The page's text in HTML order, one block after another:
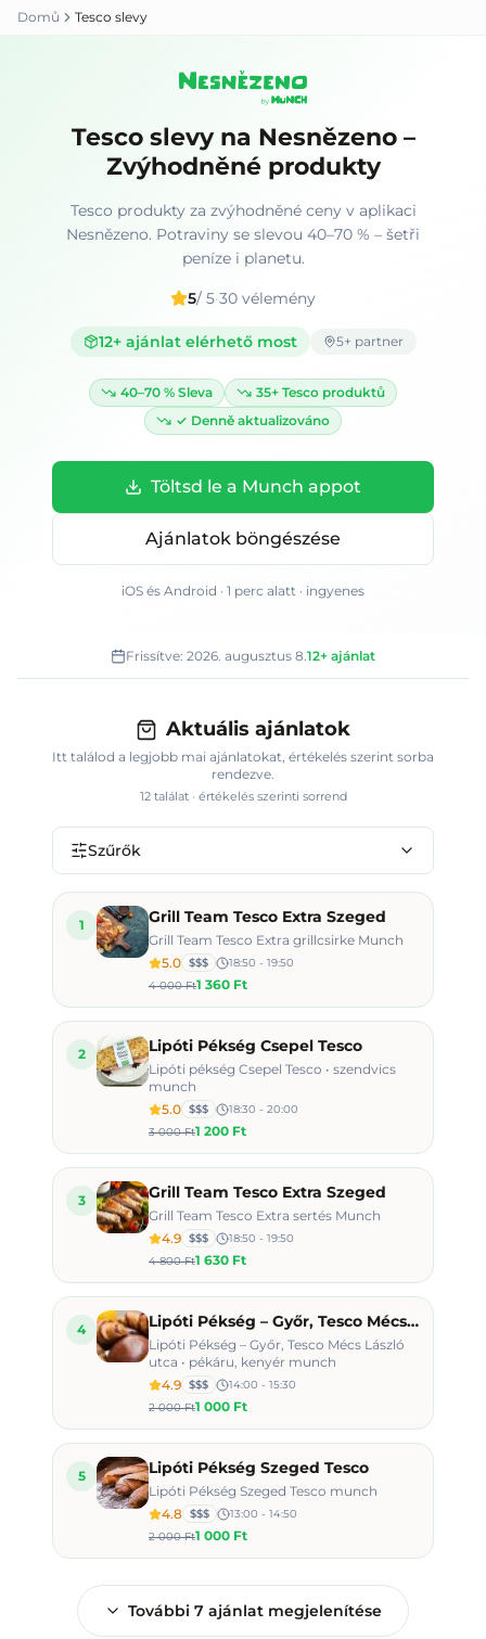
Domů Tesco slevy
Tesco slevy na Nesnězeno –
Zvýhodněné produkty
Tesco produkty za zvýhodněné ceny v aplikaci
Nesnězeno. Potraviny se slevou 40–70 % – šetři
peníze i planetu.
5/ 5·30 vélemény
12+ ajánlat elérhető most 5+ partner
40–70 % Sleva 35+ Tesco produktů
✓ Denně aktualizováno
Töltsd le a Munch appot
Ajánlatok böngészése
iOS és Android · 1 perc alatt · ingyenes
Frissítve: 2026. augusztus 8.12+ ajánlat
Aktuális ajánlatok
Itt találod a legjobb mai ajánlatokat, értékelés szerint sorba
rendezve.
12találat · értékelés szerinti sorrend
Szűrők
1 Grill Team Tesco Extra Szeged
Grill Team Tesco Extra grillcsirke Munch
5.0 $$$
18:50 - 19:50
4 000 Ft1 360 Ft
2 Lipóti Pékség Csepel Tesco
Lipóti pékség Csepel Tesco • szendvics
munch
5.0 $$$
18:30 - 20:00
3 000 Ft1 200 Ft
3 Grill Team Tesco Extra Szeged
Grill Team Tesco Extra sertés Munch
4.9 $$$
18:50 - 19:50
4 800 Ft1 630 Ft
4 Lipóti Pékség – Győr, Tesco Mécs László utca
Lipóti Pékség – Győr, Tesco Mécs László
utca • pékáru, kenyér munch
4.9 $$$
14:00 - 15:30
2 000 Ft1 000 Ft
5 Lipóti Pékség Szeged Tesco
Lipóti Pékség Szeged Tesco munch
4.8 $$$
13:00 - 14:50
2 000 Ft1 000 Ft
További 7 ajánlat megjelenítése